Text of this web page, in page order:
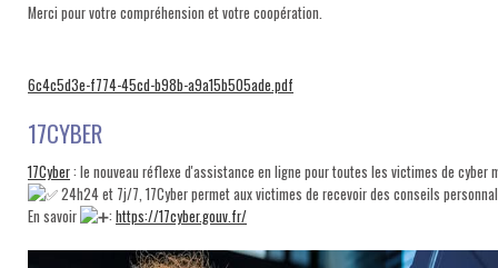
Merci pour votre compréhension et votre coopération.
6c4c5d3e-f774-45cd-b98b-a9a15b505ade.pdf
17CYBER
17Cyber: le nouveau réflexe d'assistance en ligne pour toutes les victimes de cyber
24h24 et 7j/7, 17Cyber permet aux victimes de recevoir des conseils
En savoir
: https://17cyber.gouv.fr/